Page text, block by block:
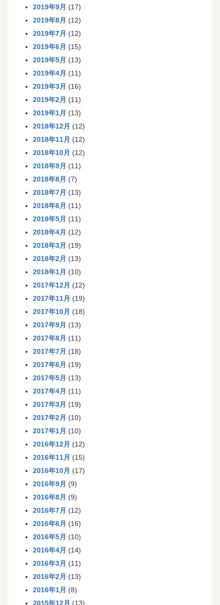
2019年9月 (17)
2019年8月 (12)
2019年7月 (12)
2019年6月 (15)
2019年5月 (13)
2019年4月 (11)
2019年3月 (16)
2019年2月 (11)
2019年1月 (13)
2018年12月 (12)
2018年11月 (12)
2018年10月 (12)
2018年9月 (11)
2018年8月 (7)
2018年7月 (13)
2018年6月 (11)
2018年5月 (11)
2018年4月 (12)
2018年3月 (19)
2018年2月 (13)
2018年1月 (10)
2017年12月 (12)
2017年11月 (19)
2017年10月 (18)
2017年9月 (13)
2017年8月 (11)
2017年7月 (18)
2017年6月 (19)
2017年5月 (13)
2017年4月 (11)
2017年3月 (19)
2017年2月 (10)
2017年1月 (10)
2016年12月 (12)
2016年11月 (15)
2016年10月 (17)
2016年9月 (9)
2016年8月 (9)
2016年7月 (12)
2016年6月 (16)
2016年5月 (10)
2016年4月 (14)
2016年3月 (11)
2016年2月 (13)
2016年1月 (8)
2015年12月 (13)